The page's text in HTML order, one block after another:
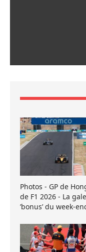
Photos - GP de
de F1 2026 - La
’bonus’ du week-